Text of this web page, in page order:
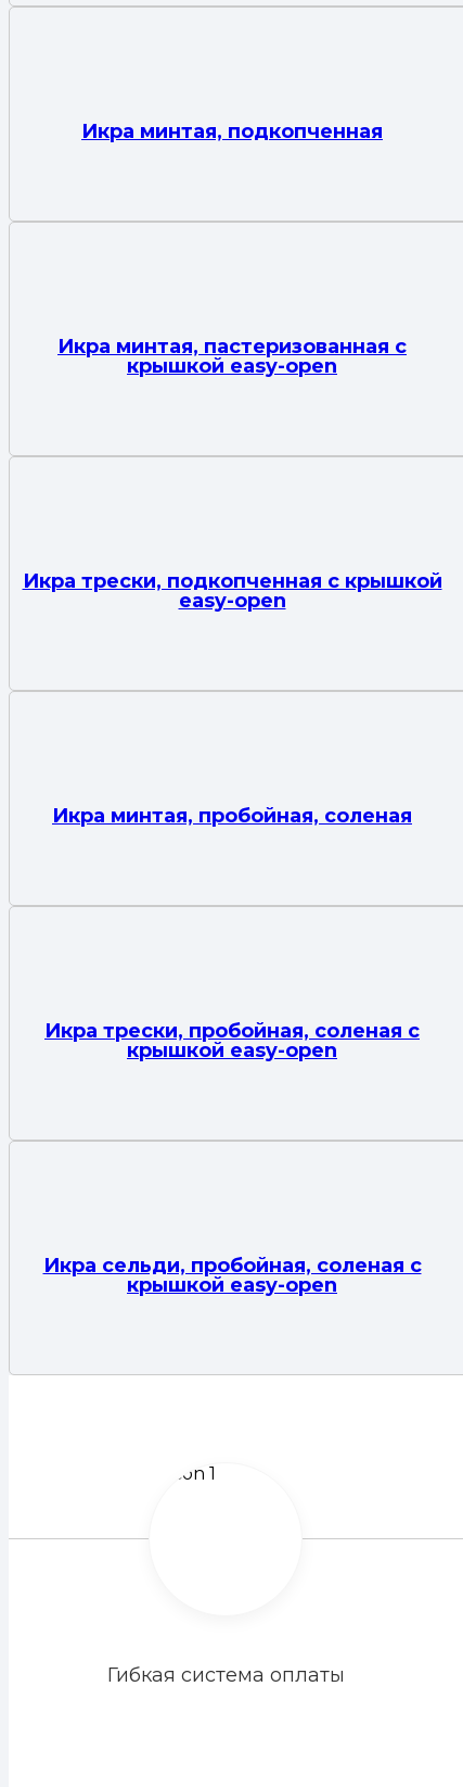
Икра минтая, подкопченная
Икра минтая, пастеризованная с
крышкой easy-open
Икра трески, подкопченная с крышкой
easy-open
Икра минтая, пробойная, соленая
Икра трески, пробойная, соленая с
крышкой easy-open
Икра сельди, пробойная, соленая с
крышкой easy-open
Гибкая система оплаты